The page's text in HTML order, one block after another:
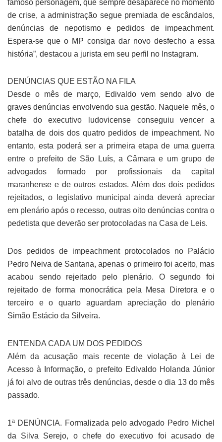
famoso personagem, que sempre desaparece no momento
de crise, a administração segue premiada de escândalos,
denúncias de nepotismo e pedidos de impeachment.
Espera-se que o MP consiga dar novo desfecho a essa
história”, destacou a jurista em seu perfil no Instagram.
DENÚNCIAS QUE ESTÃO NA FILA
Desde o mês de março, Edivaldo vem sendo alvo de
graves denúncias envolvendo sua gestão. Naquele mês, o
chefe do executivo ludovicense conseguiu vencer a
batalha de dois dos quatro pedidos de impeachment. No
entanto, esta poderá ser a primeira etapa de uma guerra
entre o prefeito de São Luís, a Câmara e um grupo de
advogados formado por profissionais da capital
maranhense e de outros estados. Além dos dois pedidos
rejeitados, o legislativo municipal ainda deverá apreciar
em plenário após o recesso, outras oito denúncias contra o
pedetista que deverão ser protocoladas na Casa de Leis.
Dos pedidos de impeachment protocolados no Palácio
Pedro Neiva de Santana, apenas o primeiro foi aceito, mas
acabou sendo rejeitado pelo plenário. O segundo foi
rejeitado de forma monocrática pela Mesa Diretora e o
terceiro e o quarto aguardam apreciação do plenário
Simão Estácio da Silveira.
ENTENDA CADA UM DOS PEDIDOS
Além da acusação mais recente de violação à Lei de
Acesso à Informação, o prefeito Edivaldo Holanda Júnior
já foi alvo de outras três denúncias, desde o dia 13 do mês
passado.
1ª DENÚNCIA. Formalizada pelo advogado Pedro Michel
da Silva Serejo, o chefe do executivo foi acusado de